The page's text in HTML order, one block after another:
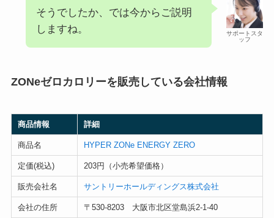
サポートスタ
ッフ
そうでしたか、では今からご説明
しますね。
ZONeゼロカロリーを販売している会社情報
商品情報 詳細
商品名 HYPER ZONe ENERGY ZERO
定価(税込) 203円（小売希望価格）
販売会社名 サントリーホールディングス株式会社
会社の住所 〒530-8203 大阪市北区堂島浜2-1-40